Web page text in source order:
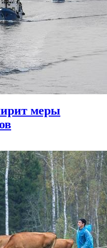
меры